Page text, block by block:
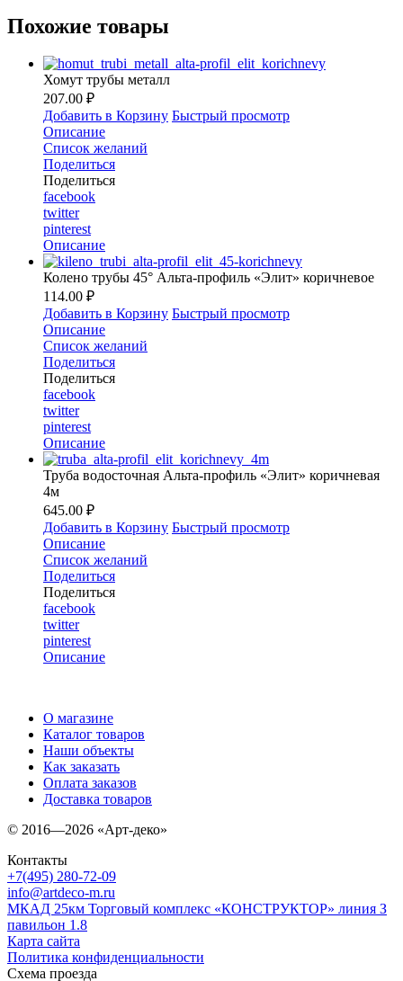
Похожие товары
Хомут трубы металл
207.00 ₽
Добавить в Корзину Быстрый просмотр
Описание
Список желаний
Поделиться
Поделиться
facebook
twitter
pinterest
Описание
Колено трубы 45° Альта-профиль «Элит» коричневое
114.00 ₽
Добавить в Корзину Быстрый просмотр
Описание
Список желаний
Поделиться
Поделиться
facebook
twitter
pinterest
Описание
Труба водосточная Альта-профиль «Элит» коричневая
4м
645.00 ₽
Добавить в Корзину Быстрый просмотр
Описание
Список желаний
Поделиться
Поделиться
facebook
twitter
pinterest
Описание
О магазине
Каталог товаров
Наши объекты
Как заказать
Оплата заказов
Доставка товаров
© 2016—2026 «Арт-деко»
Контакты
+7(495) 280-72-09
info@artdeco-m.ru
МКАД 25км Торговый комплекс «КОНСТРУКТОР» линия З
павильон 1.8
Карта сайта
Политика конфиденциальности
Схема проезда